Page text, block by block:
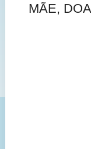
MÃE,